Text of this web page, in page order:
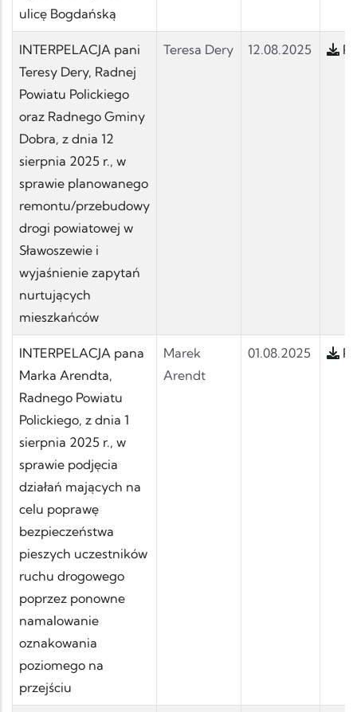
ulicę Bogdańską
INTERPELACJA pani
Teresy Dery, Radnej
Powiatu Polickiego
oraz Radnego Gminy
Dobra, z dnia 12
sierpnia 2025 r., w
sprawie planowanego
remontu/przebudowy
drogi powiatowej w
Sławoszewie i
wyjaśnienie zapytań
nurtujących
mieszkańców
Teresa Dery 12.08.2025
INTERPELACJA pana
Marka Arendta,
Radnego Powiatu
Polickiego, z dnia 1
sierpnia 2025 r., w
sprawie podjęcia
działań mających na
celu poprawę
bezpieczeństwa
pieszych uczestników
ruchu drogowego
poprzez ponowne
namalowanie
oznakowania
poziomego na
przejściu
Marek
Arendt
01.08.2025